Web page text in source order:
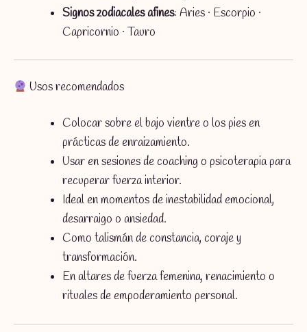
Signos zodiacales afines: Aries · Escorpio ·
Capricornio · Tauro
Usos recomendados
Colocar sobre el bajo vientre o los pies en
prácticas de enraizamiento.
Usar en sesiones de coaching o psicoterapia para
recuperar fuerza interior.
Ideal en momentos de inestabilidad emocional,
desarraigo o ansiedad.
Como talismán de constancia, coraje y
transformación.
En altares de fuerza femenina, renacimiento o
rituales de empoderamiento personal.